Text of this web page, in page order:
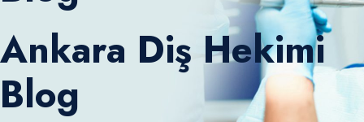
Ankara Diş Hekimi
Blog